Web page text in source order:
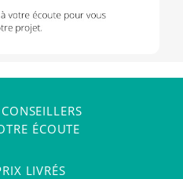
ÉCOUTE
LIVRÉS